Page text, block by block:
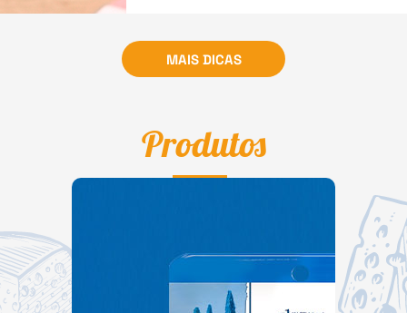
MAIS DICAS
Produtos